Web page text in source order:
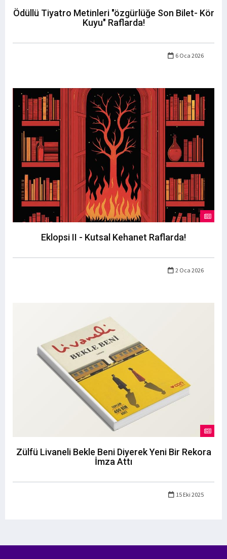
Ödüllü Tiyatro Metinleri "özgürlüğe Son Bilet- Kör
Kuyu" Raflarda!
6 Oca 2026
Eklopsi II - Kutsal Kehanet Raflarda!
2 Oca 2026
Zülfü Livaneli Bekle Beni Diyerek Yeni Bir Rekora
İmza Attı
15 Eki 2025